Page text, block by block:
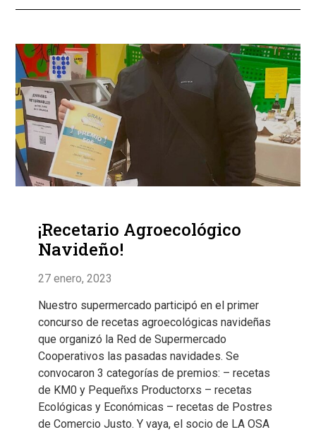
¡Recetario Agroecológico
Navideño!
27 enero, 2023
Nuestro supermercado participó en el primer
concurso de recetas agroecológicas navideñas
que organizó la Red de Supermercado
Cooperativos las pasadas navidades. Se
convocaron 3 categorías de premios: – recetas
de KM0 y Pequeñxs Productorxs – recetas
Ecológicas y Económicas – recetas de Postres
de Comercio Justo. Y vaya, el socio de LA OSA